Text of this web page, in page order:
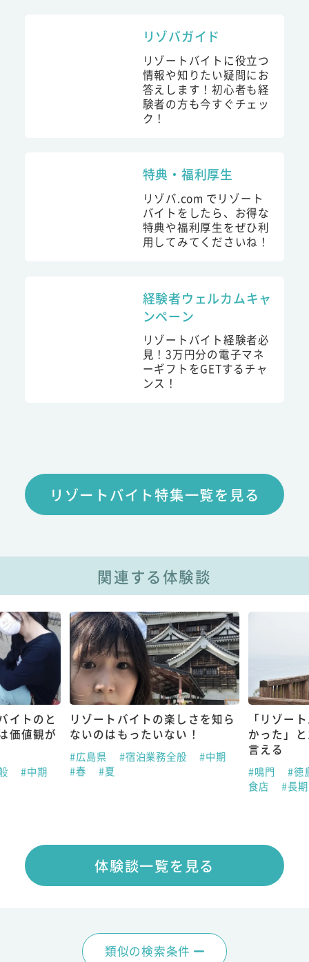
リゾバガイド
リゾートバイトに役立つ
情報や知りたい疑問にお
答えします！初心者も経
験者の方も今すぐチェッ
ク！
特典・福利厚生
リゾバ.com でリゾート
バイトをしたら、お得な
特典や福利厚生をぜひ利
用してみてくださいね！
経験者ウェルカムキャ
ンペーン
リゾートバイト経験者必
見！3万円分の電子マネ
ーギフトをGETするチャ
ンス！
リゾートバイト特集一覧を見る
関連する体験談
イトのと
価値観が
#中期
リゾートバイトの楽しさを知ら
ないのはもったいない！
#広島県 #宿泊業務全般
#中期
#春
#夏
「リゾー
かった」
言える
#鳴門
#徳
食店
#長
体験談一覧を見る
類似の検索条件